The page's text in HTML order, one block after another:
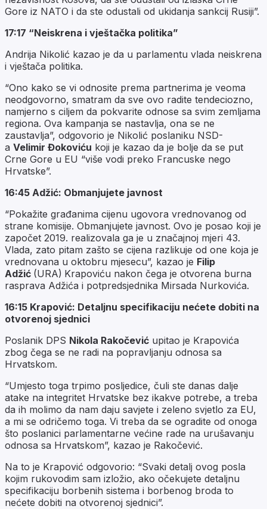
Gore iz NATO i da ste odustali od ukidanja sankcij Rusiji”.
17:17 “Neiskrena i vještačka politika”
Andrija Nikolić kazao je da u parlamentu vlada neiskrena
i vještača politika.
“Ono kako se vi odnosite prema partnerima je veoma
neodgovorno, smatram da sve ovo radite tendeciozno,
namjerno s ciljem da pokvarite odnose sa svim zemljama
regiona. Ova kampanja se nastavlja, ona se ne
zaustavlja”, odgovorio je Nikolić poslaniku NSD-
a Velimir Đokoviću koji je kazao da je bolje da se put
Crne Gore u EU “više vodi preko Francuske nego
Hrvatske”.
16:45 Adžić: Obmanjujete javnost
“Pokažite građanima cijenu ugovora vrednovanog od
strane komisije. Obmanjujete javnost. Ovo je posao koji je
započet 2019. realizovala ga je u značajnoj mjeri 43.
Vlada, zato pitam zašto se cijena razlikuje od one koja je
vrednovana u oktobru mjesecu”, kazao je Filip
Adžić (URA) Krapoviću nakon čega je otvorena burna
rasprava Adžića i potpredsjednika Mirsada Nurkovića.
16:15 Krapović: Detaljnu specifikaciju nećete dobiti na
otvorenoj sjednici
Poslanik DPS Nikola Rakočević upitao je Krapovića
zbog čega se ne radi na popravljanju odnosa sa
Hrvatskom.
“Umjesto toga trpimo posljedice, čuli ste danas dalje
atake na integritet Hrvatske bez ikakve potrebe, a treba
da ih molimo da nam daju savjete i zeleno svjetlo za EU,
a mi se odričemo toga. Vi treba da se ogradite od onoga
što poslanici parlamentarne većine rade na urušavanju
odnosa sa Hrvatskom”, kazao je Rakočević.
Na to je Krapović odgovorio: “Svaki detalj ovog posla
kojim rukovodim sam izložio, ako očekujete detaljnu
specifikaciju borbenih sistema i borbenog broda to
nećete dobiti na otvorenoj sjednici”.